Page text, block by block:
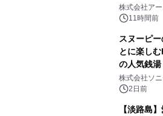
事例を株式
株式会社アー
11時間前
スヌーピ
とに楽し
の人気銭
ラボレー
ボグッズも
株式会社ソ
2日前
【淡路島